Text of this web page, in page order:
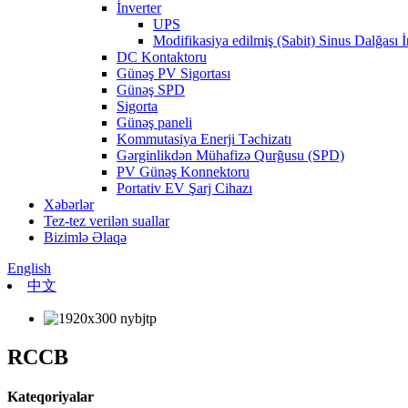
İnverter
UPS
Modifikasiya edilmiş (Sabit) Sinus Dalğası
DC Kontaktoru
Günəş PV Sigortası
Günəş SPD
Sigorta
Günəş paneli
Kommutasiya Enerji Təchizatı
Gərginlikdən Mühafizə Qurğusu (SPD)
PV Günəş Konnektoru
Portativ EV Şarj Cihazı
Xəbərlər
Tez-tez verilən suallar
Bizimlə Əlaqə
English
中文
RCCB
Kateqoriyalar